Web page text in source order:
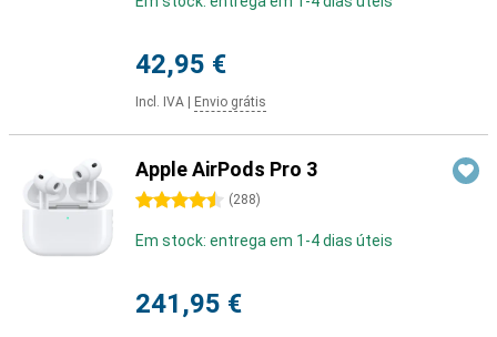
42,95 €
Incl. IVA Envio grátis
Apple AirPods Pro 3
4.5 estrelas (288)
Em stock: entrega em 1-4 dias úteis
241,95 €